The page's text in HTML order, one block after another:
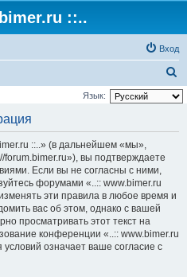
::..
Вход
о
Язык:
::..» (в дальнейшем «мы»,
forum.bimer.ru»), вы подтверждаете
Если вы не согласны с ними,
форумами «..:: www.bimer.ru
эти правила в любое время и
вас об этом, однако с вашей
просматривать этот текст на
конференции «..:: www.bimer.ru
означает ваше согласие с